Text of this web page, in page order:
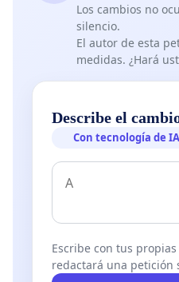
Los cambios no
silencio.
El autor de esta
medidas. ¿Hará
Describe el
Con tecnología de IA
Escribe con tus
redactará una petición